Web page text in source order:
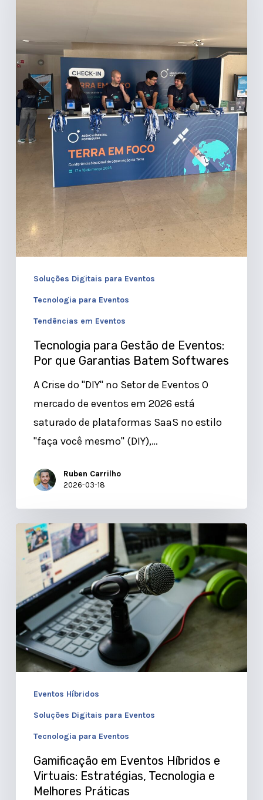
Por
que
Garantias
Batem
Softwares
Soluções Digitais para Eventos
Tecnologia para Eventos
Tendências em Eventos
Tecnologia para Gestão de Eventos:
Por que Garantias Batem Softwares
A Crise do "DIY" no Setor de Eventos O
mercado de eventos em 2026 está
saturado de plataformas SaaS no estilo
"faça você mesmo" (DIY),…
Ruben Carrilho
2026-03-18
Gamificação
em
Eventos
Híbridos
e
Virtuais:
Estratégias,
Tecnologia
Práticas
Eventos Híbridos
Soluções Digitais para Eventos
Tecnologia para Eventos
Gamificação em Eventos Híbridos e
Virtuais: Estratégias, Tecnologia e
Melhores Práticas